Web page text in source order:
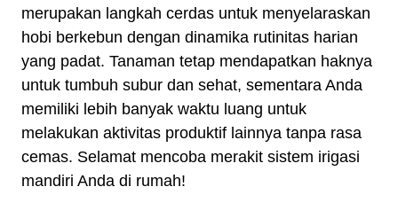
merupakan langkah cerdas untuk menyelaraskan
hobi berkebun dengan dinamika rutinitas harian
yang padat. Tanaman tetap mendapatkan haknya
untuk tumbuh subur dan sehat, sementara Anda
memiliki lebih banyak waktu luang untuk
melakukan aktivitas produktif lainnya tanpa rasa
cemas. Selamat mencoba merakit sistem irigasi
mandiri Anda di rumah!